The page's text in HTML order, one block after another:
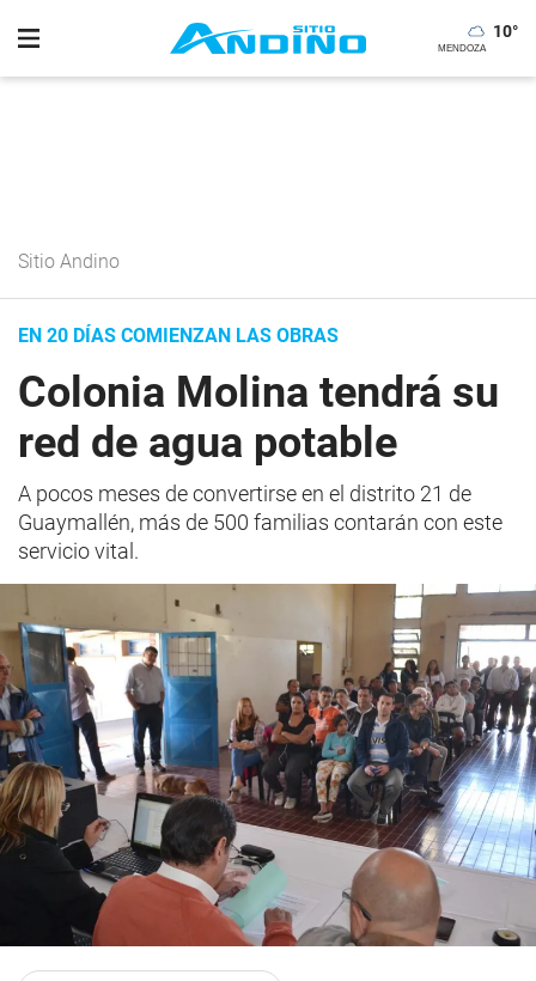
10°
Sitio Andino
EN 20 DÍAS COMIENZAN LAS OBRAS
Colonia Molina tendrá su
red de agua potable
A pocos meses de convertirse en el distrito 21 de
Guaymallén, más de 500 familias contarán con este
servicio vital.